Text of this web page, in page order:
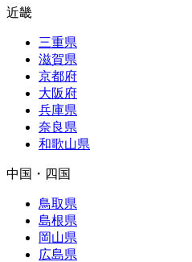
近畿
三重県
滋賀県
京都府
大阪府
兵庫県
奈良県
和歌山県
中国・四国
鳥取県
島根県
岡山県
広島県